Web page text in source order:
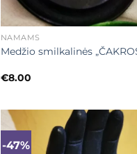
+
NAMAMS
Medžio smilkalinės
€8.00
-47%